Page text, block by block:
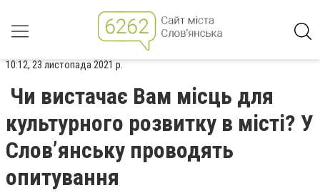
10:12, 23 листопада 2021 р.
Чи вистачає Вам місць для
культурного розвитку в місті? У
Слов’янську проводять
опитування